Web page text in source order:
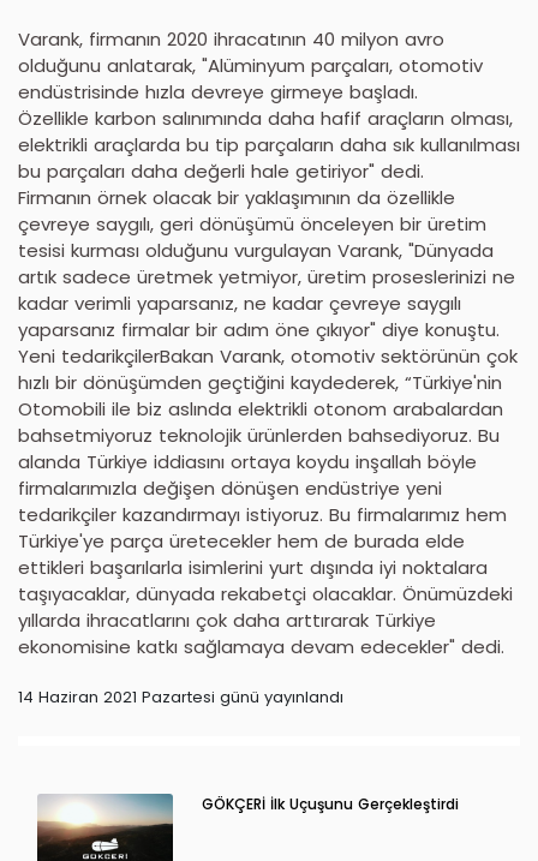
Varank, firmanın 2020 ihracatının 40 milyon avro
olduğunu anlatarak, "Alüminyum parçaları, otomotiv
endüstrisinde hızla devreye girmeye başladı.
Özellikle karbon salınımında daha hafif araçların olması,
elektrikli araçlarda bu tip parçaların daha sık kullanılması
bu parçaları daha değerli hale getiriyor" dedi.
Firmanın örnek olacak bir yaklaşımının da özellikle
çevreye saygılı, geri dönüşümü önceleyen bir üretim
tesisi kurması olduğunu vurgulayan Varank, "Dünyada
artık sadece üretmek yetmiyor, üretim proseslerinizi ne
kadar verimli yaparsanız, ne kadar çevreye saygılı
yaparsanız firmalar bir adım öne çıkıyor" diye konuştu.
Yeni tedarikçilerBakan Varank, otomotiv sektörünün çok
hızlı bir dönüşümden geçtiğini kaydederek, “Türkiye'nin
Otomobili ile biz aslında elektrikli otonom arabalardan
bahsetmiyoruz teknolojik ürünlerden bahsediyoruz. Bu
alanda Türkiye iddiasını ortaya koydu inşallah böyle
firmalarımızla değişen dönüşen endüstriye yeni
tedarikçiler kazandırmayı istiyoruz. Bu firmalarımız hem
Türkiye'ye parça üretecekler hem de burada elde
ettikleri başarılarla isimlerini yurt dışında iyi noktalara
taşıyacaklar, dünyada rekabetçi olacaklar. Önümüzdeki
yıllarda ihracatlarını çok daha arttırarak Türkiye
ekonomisine katkı sağlamaya devam edecekler" dedi.
14 Haziran 2021 Pazartesi günü yayınlandı
GÖKÇERİ İlk Uçuşunu Gerçekleştirdi